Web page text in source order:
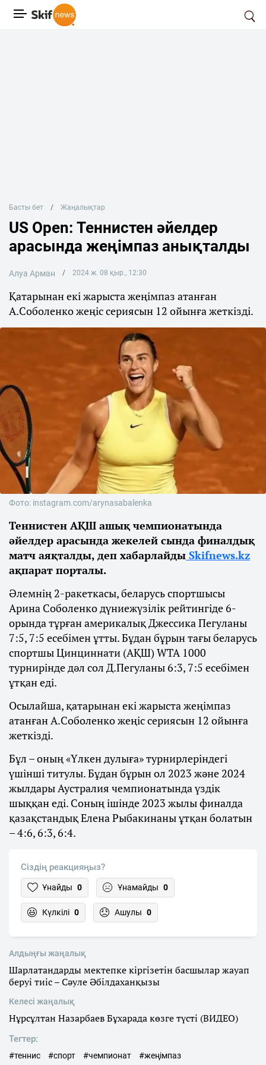
Басты бет Жаңалықтар
US Open: Теннистен әйелдер
арасында жеңімпаз анықталды
Алуа Арман 2024 ж. 08 қыр., 12:30
Қатарынан екі жарыста жеңімпаз атанған
А.Соболенко жеңіс сериясын 12 ойынға жеткізді.
Фото: instagram.com/arynasabalenka
Теннистен АҚШ ашық чемпионатында
әйелдер арасында жекелей сында финалдық
матч аяқталды, деп хабарлайды Skifnews.kz
ақпарат порталы.
Әлемнің 2-ракеткасы, беларусь спортшысы
Арина Соболенко дүниежүзілік рейтингіде 6-
орында тұрған америкалық Джессика Пегуланы
7:5, 7:5 есебімен ұтты. Бұдан бұрын тағы беларусь
спортшы Цинциннати (АҚШ) WTA 1000
турнирінде дәл сол Д.Пегуланы 6:3, 7:5 есебімен
ұтқан еді.
Осылайша, қатарынан екі жарыста жеңімпаз
атанған А.Соболенко жеңіс сериясын 12 ойынға
жеткізді.
Бұл – оның «Үлкен дулыға» турнирлеріндегі
үшінші титулы. Бұдан бұрын ол 2023 және 2024
жылдары Аустралия чемпионатында үздік
шыққан еді. Соның ішінде 2023 жылы финалда
қазақстандық Елена Рыбакинаны ұтқан болатын
– 4:6, 6:3, 6:4.
Сіздің реакцияңыз?
Ұнайды 0 Ұнамайды 0
Күлкілі 0 Ашулы 0
Алдыңғы жаңалық
Шарлатандарды мектепке кіргізетін басшылар жауап
беруі тиіс – Сәуле Әбілдаханқызы
Келесі жаңалық
Нұрсұлтан Назарбаев Бұхарада көзге түсті (ВИДЕО)
Тегтер:
#теннис #спорт #чемпионат #жеңімпаз